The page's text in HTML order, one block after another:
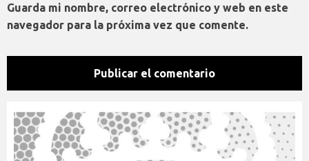
Guarda mi nombre, correo electrónico y web en este
navegador para la próxima vez que comente.